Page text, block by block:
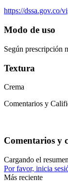
https://dssa.gov.co/
Modo de uso
Según prescripción
Textura
Crema
Comentarios y
Comentarios y
Cargando el
Por favor, inicia
Más reciente